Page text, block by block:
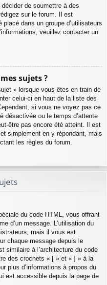
décider de soumettre à des
sur le forum. Il est
dans un groupe d’utilisateurs
veuillez contacter un
sujets ?
» lorsque vous êtes en train de
celui-ci en haut de la liste des
si vous ne voyez pas ce
désactivée ou le temps d’attente
être pas encore été atteint. Il est
simplement en y répondant, mais
les règles du forum.
du code HTML, vous offrant
d’un message. L’utilisation du
mais il vous est
chaque message depuis le
similaire à l’architecture du code
des crochets « [ » et « ] » à la
plus d’informations à propos du
est accessible depuis la page de